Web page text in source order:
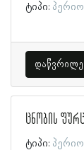
ტიპი:
ცნობის
ტიპი: